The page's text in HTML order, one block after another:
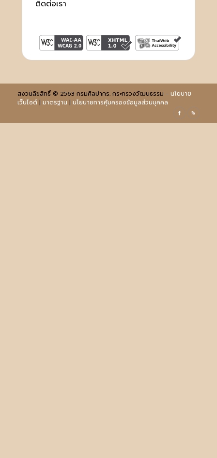
ติดต่อเรา
สงวนลิขสิทธิ์ © 2563 กรมศิลปากร. กระทรวงวัฒนธรรม - นโยบาย
เว็บไซต์| มาตรฐาน | นโยบายการคุ้มครองข้อมูลส่วนบุคคล